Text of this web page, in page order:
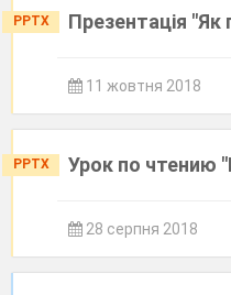
PPTX Презентація
11 жовтня 2018
PPTX Урок по чтению
28 серпня 2018